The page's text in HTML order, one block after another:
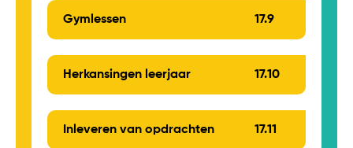
Gymlessen 17.9
Herkansingen leerjaar 17.10
Inleveren van opdrachten 17.11